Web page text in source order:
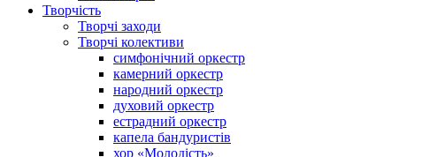
Творчість
Творчі заходи
Творчі колективи
симфонічний оркестр
камерний оркестр
народний оркестр
духовий оркестр
естрадний оркестр
капела бандуристів
хор «Молодість»